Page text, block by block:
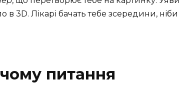
в 3D. Лікарі бачать тебе зсередини, ніби
чому питання